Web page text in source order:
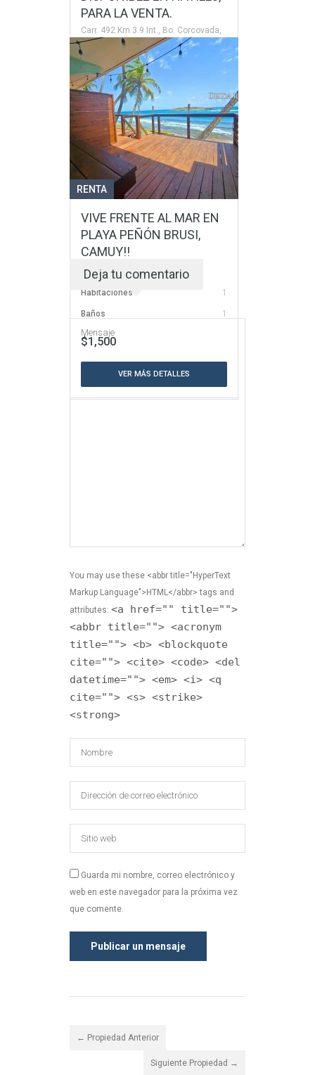
PARA LA VENTA.
Carr. 492 Km 3.9 Int., Bo. Corcovada,
Sector El Fuego
Habitaciones 3
Baños 2
$165,000
VER MÁS DETALLES
RENTA
VIVE FRENTE AL MAR EN
PLAYA PEÑÓN BRUSI,
CAMUY!!
Bo. Membrillo en Camuy, PR.
Habitaciones 1
Baños 1
$1,500
VER MÁS DETALLES
Deja tu comentario
You may use these <abbr title="HyperText
Markup Language">HTML</abbr> tags and
attributes: <a href="" title="">
<abbr title=""> <acronym
title=""> <b> <blockquote
cite=""> <cite> <code> <del
datetime=""> <em> <i> <q
cite=""> <s> <strike>
<strong>
Guarda mi nombre, correo electrónico y
web en este navegador para la próxima vez
que comente.
← Propiedad Anterior
Siguiente Propiedad →